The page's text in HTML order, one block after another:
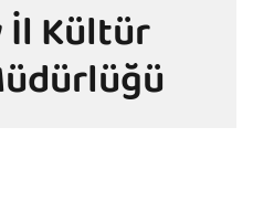
İl Kültür